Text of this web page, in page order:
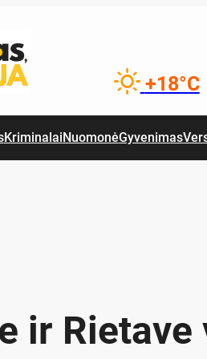
+18°C
Kriminalai NuomonėGyvenimas
ir